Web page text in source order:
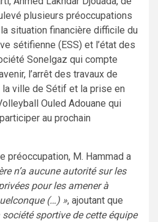
plusieurs préoccupations
situation financière difficile du
sétifienne (ESS) et l’état des
Sonelgaz qui compte
l’arrêt des travaux de
ville de Sétif et la prise en
Ouled Adouane qui
au prochain
préoccupation, M. Hammad a
n’a aucune autorité sur les
pour les amener à
(…) », ajoutant que
sportive de cette équipe